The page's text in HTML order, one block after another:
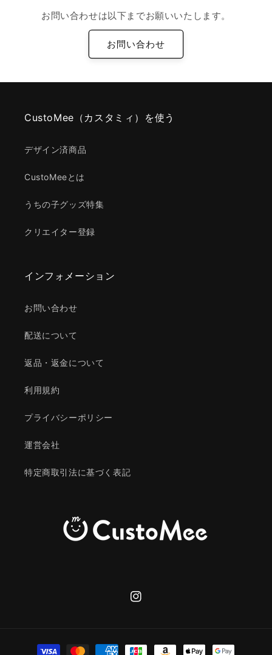
お問い合わせは以下までお願いいたします。
お問い合わせ
CustoMee（カスタミィ）を使う
デザイン済商品
CustoMeeとは
うちの子グッズ特集
クリエイター登録
インフォメーション
お問い合わせ
配送について
返品・返金について
利用規約
プライバシーポリシー
運営会社
特定商取引法に基づく表記
Instagram